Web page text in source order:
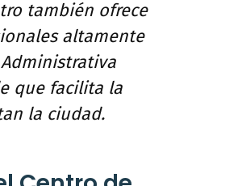
también ofrece
altamente
que facilita la
la ciudad.